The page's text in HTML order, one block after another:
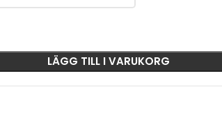
LÄGG TILL I VARUKORG